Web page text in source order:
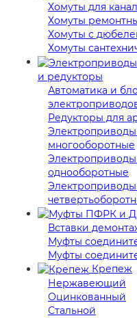
Хомуты для
Хомуты
Хомуты с
Хомуты
и редукторы
Автоматика и
Редукторы для
многооборотные
однооборотные
Вставки
Муфты
Муфты
Крепеж
Нержавеющий
Оцинкованный
Стальной